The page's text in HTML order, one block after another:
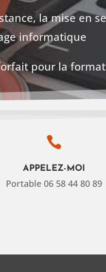
la mise en
informatique
pour la

APPELEZ-MOI
Portable 06 58 44 80 89